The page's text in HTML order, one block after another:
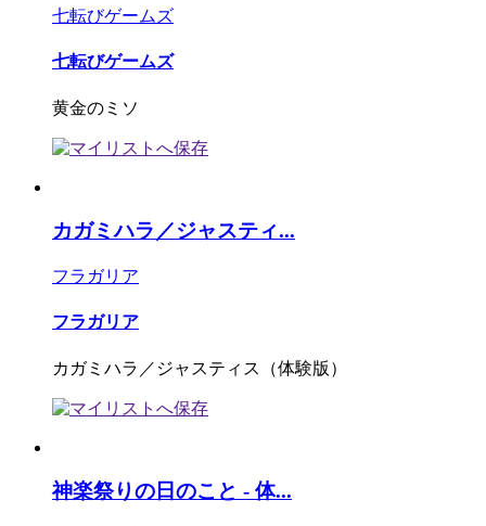
七転びゲームズ
七転びゲームズ
黄金のミソ
カガミハラ／ジャスティ...
フラガリア
フラガリア
カガミハラ／ジャスティス（体験版）
神楽祭りの日のこと - 体...